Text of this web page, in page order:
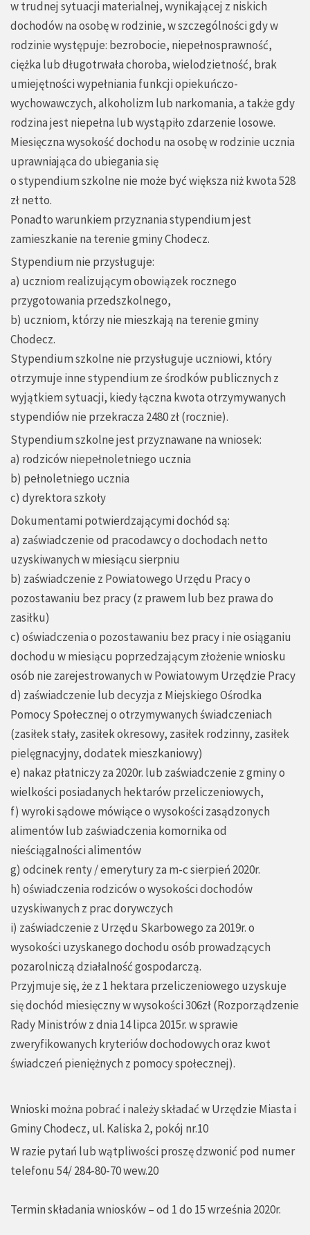
w trudnej sytuacji materialnej, wynikającej z niskich
dochodów na osobę w rodzinie, w szczególności gdy w
rodzinie występuje: bezrobocie, niepełnosprawność,
ciężka lub długotrwała choroba, wielodzietność, brak
umiejętności wypełniania funkcji opiekuńczo-
wychowawczych, alkoholizm lub narkomania, a także gdy
rodzina jest niepełna lub wystąpiło zdarzenie losowe.
Miesięczna wysokość dochodu na osobę w rodzinie ucznia
uprawniająca do ubiegania się
o stypendium szkolne nie może być większa niż kwota 528
zł netto.
Ponadto warunkiem przyznania stypendium jest
zamieszkanie na terenie gminy Chodecz.
Stypendium nie przysługuje:
a) uczniom realizującym obowiązek rocznego
przygotowania przedszkolnego,
b) uczniom, którzy nie mieszkają na terenie gminy
Chodecz.
Stypendium szkolne nie przysługuje uczniowi, który
otrzymuje inne stypendium ze środków publicznych z
wyjątkiem sytuacji, kiedy łączna kwota otrzymywanych
stypendiów nie przekracza 2480 zł (rocznie).
Stypendium szkolne jest przyznawane na wniosek:
a) rodziców niepełnoletniego ucznia
b) pełnoletniego ucznia
c) dyrektora szkoły
Dokumentami potwierdzającymi dochód są:
a) zaświadczenie od pracodawcy o dochodach netto
uzyskiwanych w miesiącu sierpniu
b) zaświadczenie z Powiatowego Urzędu Pracy o
pozostawaniu bez pracy (z prawem lub bez prawa do
zasiłku)
c) oświadczenia o pozostawaniu bez pracy i nie osiąganiu
dochodu w miesiącu poprzedzającym złożenie wniosku
osób nie zarejestrowanych w Powiatowym Urzędzie Pracy
d) zaświadczenie lub decyzja z Miejskiego Ośrodka
Pomocy Społecznej o otrzymywanych świadczeniach
(zasiłek stały, zasiłek okresowy, zasiłek rodzinny, zasiłek
pielęgnacyjny, dodatek mieszkaniowy)
e) nakaz płatniczy za 2020r. lub zaświadczenie z gminy o
wielkości posiadanych hektarów przeliczeniowych,
f) wyroki sądowe mówiące o wysokości zasądzonych
alimentów lub zaświadczenia komornika od
nieściągalności alimentów
g) odcinek renty / emerytury za m-c sierpień 2020r.
h) oświadczenia rodziców o wysokości dochodów
uzyskiwanych z prac dorywczych
i) zaświadczenie z Urzędu Skarbowego za 2019r. o
wysokości uzyskanego dochodu osób prowadzących
pozarolniczą działalność gospodarczą.
Przyjmuje się, że z 1 hektara przeliczeniowego uzyskuje
się dochód miesięczny w wysokości 306zł (Rozporządzenie
Rady Ministrów z dnia 14 lipca 2015r. w sprawie
zweryfikowanych kryteriów dochodowych oraz kwot
świadczeń pieniężnych z pomocy społecznej).
Wnioski można pobrać i należy składać w Urzędzie Miasta i
Gminy Chodecz, ul. Kaliska 2, pokój nr.10
W razie pytań lub wątpliwości proszę dzwonić pod numer
telefonu 54/ 284-80-70 wew.20
Termin składania wniosków – od 1 do 15 września 2020r.